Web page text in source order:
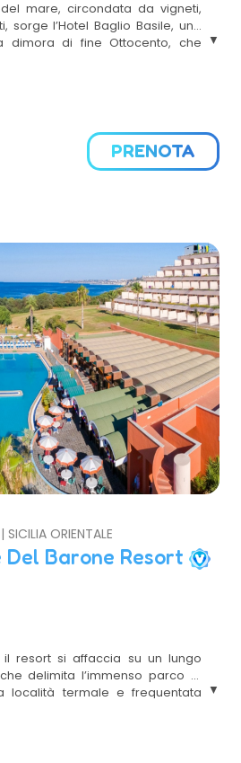
mare, circondata da vigneti,
sorge l’Hotel Baglio Basile, una
dimora di fine Ottocento, che
circostante. Il CDS Hotel Baglio
in un punto strategico della
da dove poter raggiungere
più belle della Sicilia
PRENOTA
ORIENTALE
Del Barone Resort
resort si affaccia su un lungo
delimita l’immenso parco di
località termale e frequentata
per delle vacanze rilassanti
animate.